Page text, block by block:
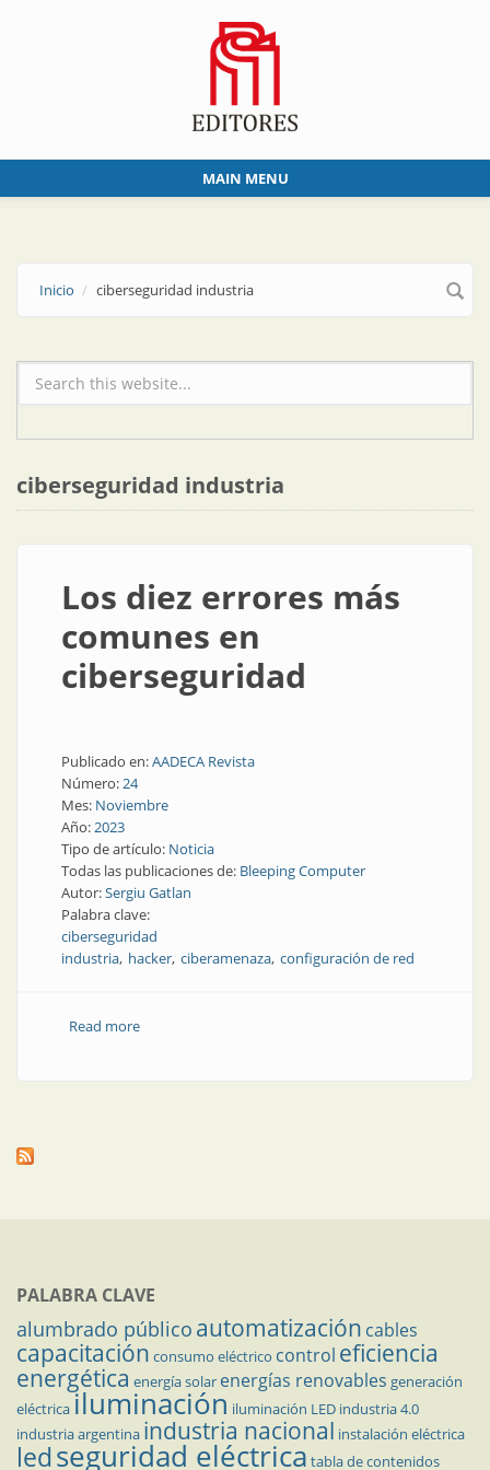
MAIN MENU
Inicio ciberseguridad industria
Formulario de búsqueda
ciberseguridad industria
Los diez errores más
comunes en
ciberseguridad
Publicado en:AADECA Revista
Número:24
Mes: Noviembre
Año:2023
Tipo de artículo: Noticia
Todas las publicaciones de: Bleeping Computer
Autor:Sergiu Gatlan
Palabra clave:
ciberseguridad
industria hacker ciberamenaza configuración de red
Read moreabout Los diez errores más comunes en
PALABRA CLAVE
alumbrado público automatización cables
capacitación consumo eléctrico control eficiencia
energética energía solar energías renovables generación
eléctricailuminación iluminación LED industria 4.0
industria argentina industria nacional instalación eléctrica
ledseguridad eléctrica tabla de contenidos